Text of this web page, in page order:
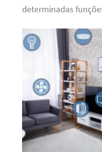
determinadas